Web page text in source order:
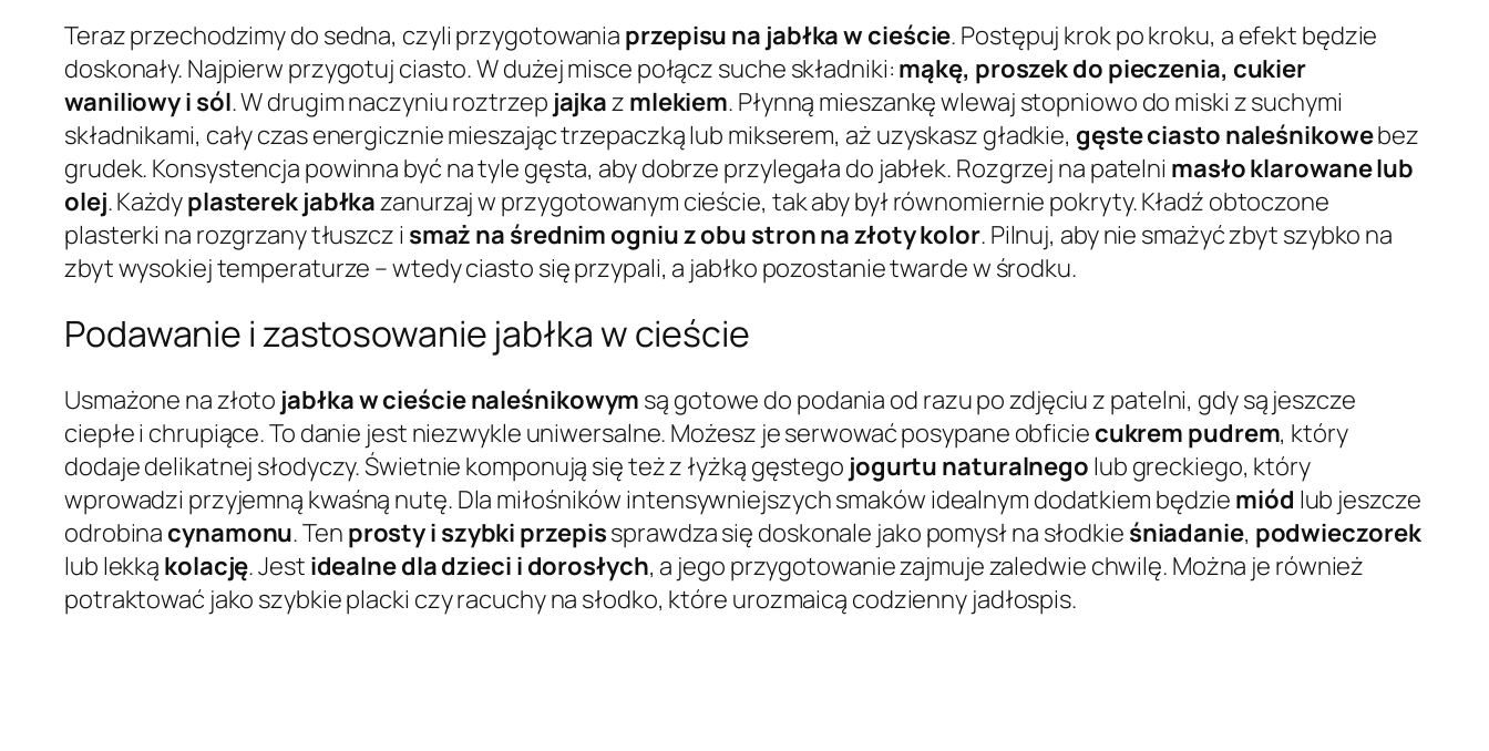
Teraz przechodzimy do sedna, czyli przygotowania przepisu na jabłka w cieście. Postępuj krok po kroku, a efekt będzie
doskonały. Najpierw przygotuj ciasto. W dużej misce połącz suche składniki: mąkę, proszek do pieczenia, cukier
waniliowy i sól. W drugim naczyniu roztrzep jajkaz mlekiem. Płynną mieszankę wlewaj stopniowo do miski z suchymi
składnikami, cały czas energicznie mieszając trzepaczką lub mikserem, aż uzyskasz gładkie, gęste ciasto naleśnikowebez
grudek. Konsystencja powinna być na tyle gęsta, aby dobrze przylegała do jabłek. Rozgrzej na patelni masło klarowane lub
olej. Każdyplasterek jabłkazanurzaj w przygotowanym cieście, tak aby był równomiernie pokryty. Kładź obtoczone
plasterki na rozgrzany tłuszcz i smaż na średnim ogniu z obu stron na złoty kolor. Pilnuj, aby nie smażyć zbyt szybko na
zbyt wysokiej temperaturze – wtedy ciasto się przypali, a jabłko pozostanie twarde w środku.
Podawanie i zastosowanie jabłka w cieście
Usmażone na złoto jabłka w cieście naleśnikowym są gotowe do podania od razu po zdjęciu z patelni, gdy są jeszcze
ciepłe i chrupiące. To danie jest niezwykle uniwersalne. Możesz je serwować posypane obficie cukrem pudrem, który
dodaje delikatnej słodyczy. Świetnie komponują się też z łyżką gęstego jogurtu naturalnego lub greckiego, który
wprowadzi przyjemną kwaśną nutę. Dla miłośników intensywniejszych smaków idealnym dodatkiem będzie miód lub jeszcze
odrobina cynamonu. Ten prosty i szybki przepissprawdza się doskonale jako pomysł na słodkie śniadanie, podwieczorek
lub lekką kolację. Jest idealne dla dzieci i dorosłych, a jego przygotowanie zajmuje zaledwie chwilę. Można je również
potraktować jako szybkie placki czy racuchy na słodko, które urozmaicą codzienny jadłospis.